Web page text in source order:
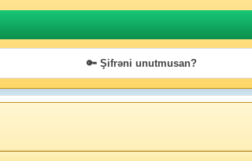
🔑 Şifrəni unutmusan?